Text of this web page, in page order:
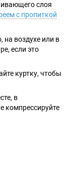
слоя
с пропиткой
на воздухе или в
если это
куртку, чтобы
в
компрессируйте